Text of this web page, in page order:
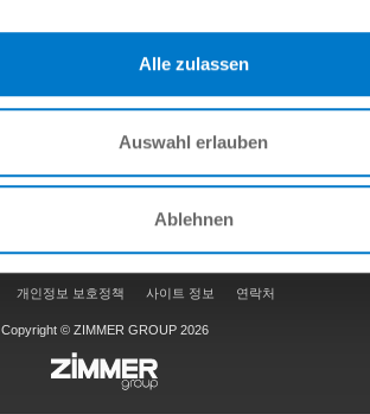
Alle zulassen
Auswahl erlauben
Ablehnen
개인정보 보호정책 사이트 정보 연락처
Copyright © ZIMMER GROUP 2026